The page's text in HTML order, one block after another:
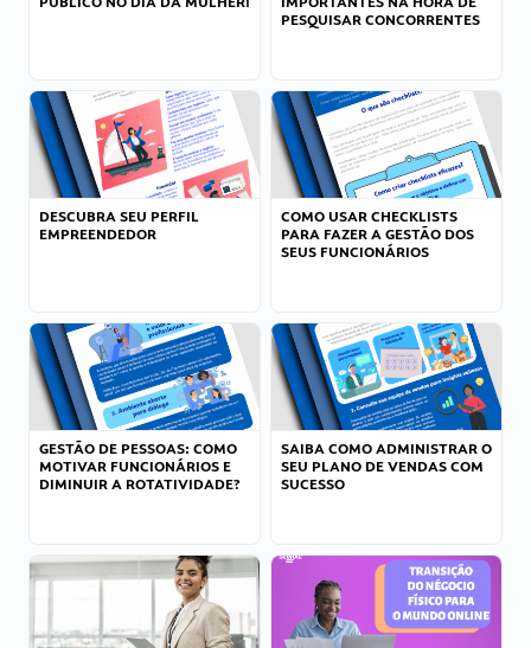
PESQUISAR CONCORRENTES
DESCUBRA SEU PERFIL
EMPREENDEDOR
COMO USAR CHECKLISTS
PARA FAZER A GESTÃO DOS
SEUS FUNCIONÁRIOS
GESTÃO DE PESSOAS: COMO
MOTIVAR FUNCIONÁRIOS E
DIMINUIR A ROTATIVIDADE?
SAIBA COMO ADMINISTRAR O
SEU PLANO DE VENDAS COM
SUCESSO